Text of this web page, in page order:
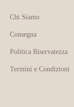
Chi Siamo
Consegna
Politica Riservatezza
Termini e Condizioni